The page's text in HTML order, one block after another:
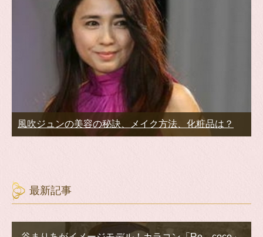
風吹ジュンの美容の秘訣、メイク方法、化粧品は？
最新記事